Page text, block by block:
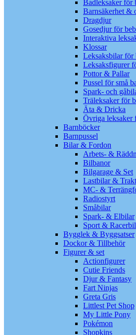
Badleksaker för
Barnsäkerhet &
Dragdjur
Gosedjur för
Interaktiva
Klossar
Leksaksbilar för
Leksaksfigurer
Pottor & Pallar
Pussel för små
Spark- och
Träleksaker för
Äta & Dricka
Övriga leksaker
Barnböcker
Barnpussel
Bilar & Fordon
Arbets- &
Bilbanor
Bilgarage & Set
Lastbilar &
MC- &
Radiostyrt
Småbilar
Spark- & Elbilar
Sport &
Bygglek & Byggsatser
Dockor & Tillbehör
Figurer & set
Actionfigurer
Cutie Friends
Djur & Fantasy
Fart Ninjas
Greta Gris
Littlest Pet Shop
My Little Pony
Pokémon
Shopkins